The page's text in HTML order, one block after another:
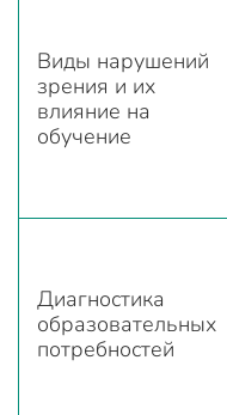
Виды нарушений
зрения и их
влияние на
обучение
Диагностика
образовательных
потребностей